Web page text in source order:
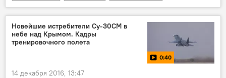
Новейшие истребители Су-30СМ в
небе над Крымом. Кадры
тренировочного полета
0:40
14 декабря 2016, 13:47